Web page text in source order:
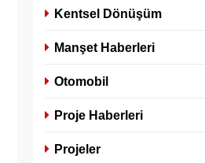
Kentsel Dönüşüm
Manşet Haberleri
Otomobil
Proje Haberleri
Projeler